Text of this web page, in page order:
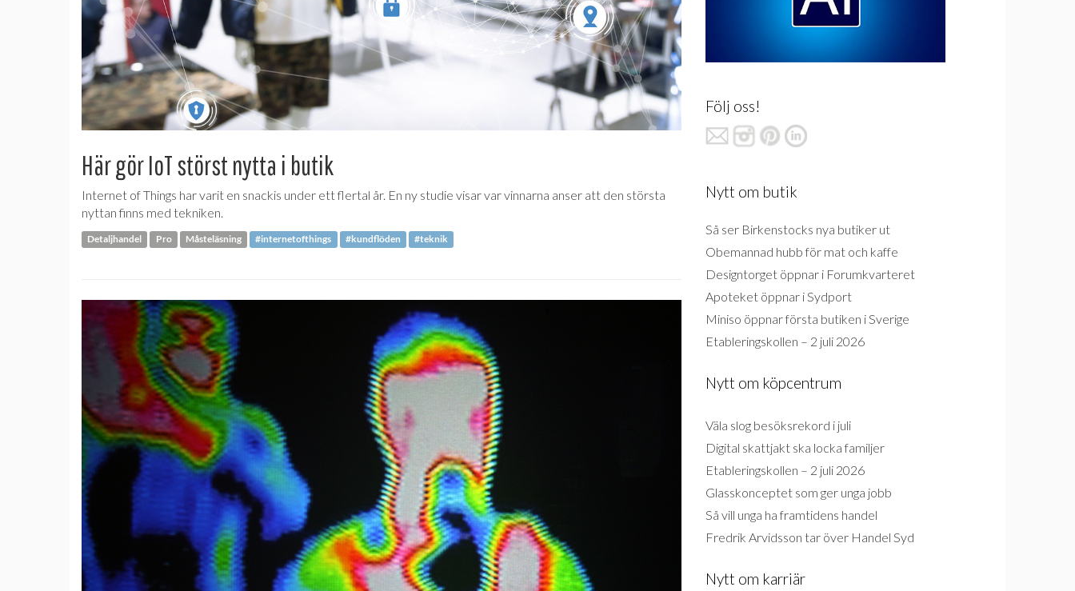
Här gör IoT störst nytta i butik
Internet of Things har varit en snackis under ett flertal år. En ny studie visar var vinnarna anser att den största
nyttan finns med tekniken.
Detaljhandel Pro Måsteläsning #internetofthings #kundflöden #teknik
Följ oss!
Nytt om butik
Så ser Birkenstocks nya butiker ut
Obemannad hubb för mat och kaffe
Designtorget öppnar i Forumkvarteret
Apoteket öppnar i Sydport
Miniso öppnar första butiken i Sverige
Etableringskollen – 2 juli 2026
Nytt om köpcentrum
Väla slog besöksrekord i juli
Digital skattjakt ska locka familjer
Etableringskollen – 2 juli 2026
Glasskonceptet som ger unga jobb
Så vill unga ha framtidens handel
Fredrik Arvidsson tar över Handel Syd
Nytt om karriär